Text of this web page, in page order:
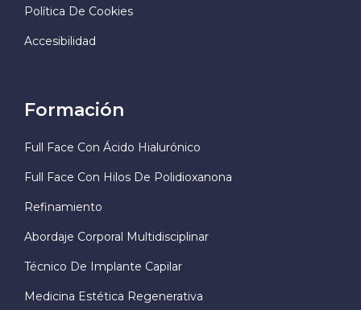
Política De Cookies
Accesibilidad
Formación
Full Face Con Ácido Hialurónico
Full Face Con Hilos De Polidioxanona
Refinamiento
Abordaje Corporal Multidisciplinar
Técnico De Implante Capilar
Medicina Estética Regenerativa